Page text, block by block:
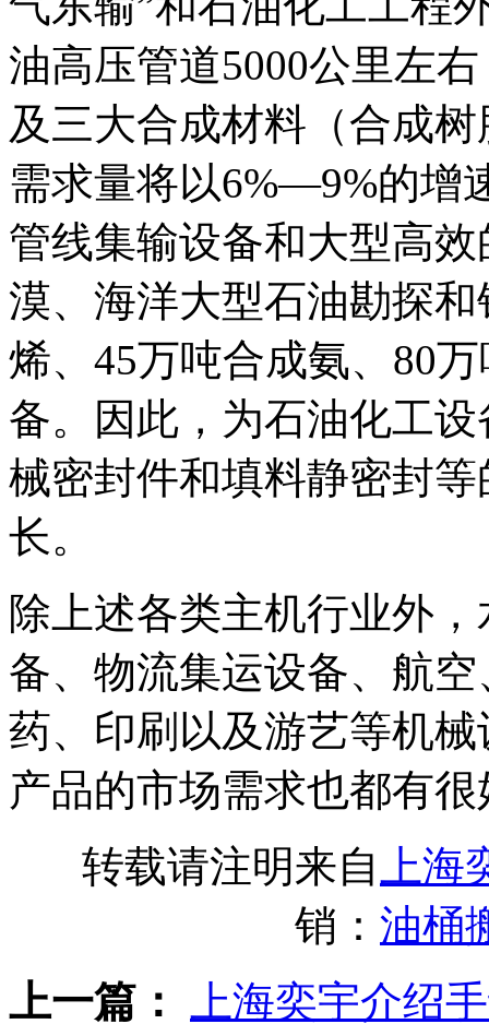
油高压管道5000公里左
及三大合成材料（合成
需求量将以6%—9%的增
管线集输设备和大型高
漠、海洋大型石油勘探
烯、45万吨合成氨、80
备。因此，为石油化工
械密封件和填料静密封
长。
除上述各类主机行业外
备、物流集运设备、航
药、印刷以及游艺等机
产品的市场需求也都有
转载请注明来自
上
销： 油桶
上一篇：
上海奕宇介绍